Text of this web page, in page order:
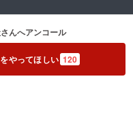
さんへアンコール
やってほしい 120